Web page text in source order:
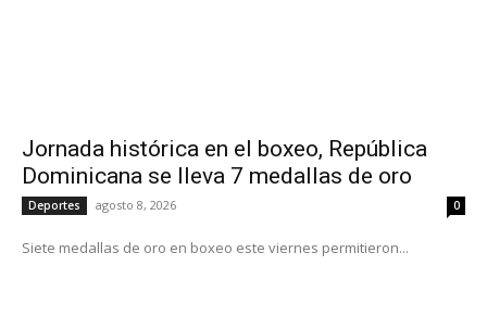
Jornada histórica en el boxeo, República
Dominicana se lleva 7 medallas de oro
Deportes agosto 8, 2026 0
Siete medallas de oro en boxeo este viernes permitieron...